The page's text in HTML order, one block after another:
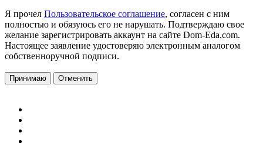
Я прочел Пользовательское соглашение, согласен с ним
полностью и обязуюсь его не нарушать. Подтверждаю свое
желание зарегистрировать аккаунт на сайте Dom-Eda.com.
Настоящее заявление удостоверяю электронным аналогом
собственноручной подписи.
Принимаю Отменить